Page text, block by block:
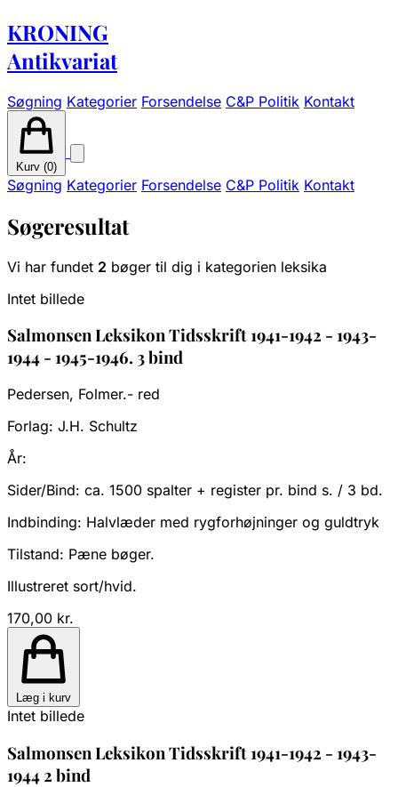
KRONING
Antikvariat
Søgning Kategorier Forsendelse C&P Politik Kontakt
Kurv (0)
Søgning Kategorier Forsendelse C&P Politik Kontakt
Søgeresultat
Vi har fundet 2 bøger til dig i kategorien leksika
Intet billede
Salmonsen Leksikon Tidsskrift 1941-1942 - 1943-
1944 - 1945-1946. 3 bind
Pedersen, Folmer.- red
Forlag: J.H. Schultz
År:
Sider/Bind: ca. 1500 spalter + register pr. bind s. / 3 bd.
Indbinding: Halvlæder med rygforhøjninger og guldtryk
Tilstand: Pæne bøger.
Illustreret sort/hvid.
170,00 kr.
Læg i kurv
Intet billede
Salmonsen Leksikon Tidsskrift 1941-1942 - 1943-
1944 2 bind